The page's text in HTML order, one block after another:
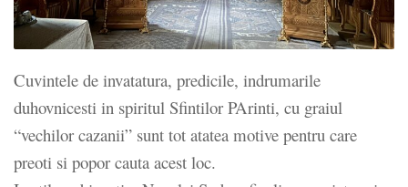
Cuvintele de invatatura, predicile, indrumarile
duhovnicesti in spiritul Sfintilor PArinti, cu graiul
“vechilor cazanii” sunt tot atatea motive pentru care
preoti si popor cauta acest loc.